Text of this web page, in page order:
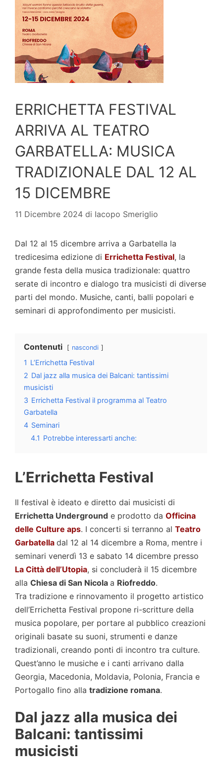
ERRICHETTA FESTIVAL
ARRIVA AL TEATRO
GARBATELLA: MUSICA
TRADIZIONALE DAL 12 AL
15 DICEMBRE
11 Dicembre 2024 di Iacopo Smeriglio
Dal 12 al 15 dicembre arriva a Garbatella la
tredicesima edizione di Errichetta Festival, la
grande festa della musica tradizionale: quattro
serate di incontro e dialogo tra musicisti di diverse
parti del mondo. Musiche, canti, balli popolari e
seminari di approfondimento per musicisti.
Contenuti nascondi
1 L’Errichetta Festival
2 Dal jazz alla musica dei Balcani: tantissimi
musicisti
3 Errichetta Festival il programma al Teatro
Garbatella
4 Seminari
4.1 Potrebbe interessarti anche:
L’Errichetta Festival
Il festival è ideato e diretto dai musicisti di
Errichetta Underground e prodotto da Officina
delle Culture aps. I concerti si terranno al Teatro
Garbatella dal 12 al 14 dicembre a Roma, mentre i
seminari venerdì 13 e sabato 14 dicembre presso
La Città dell’Utopia, si concluderà il 15 dicembre
alla Chiesa di San Nicola a Riofreddo.
Tra tradizione e rinnovamento il progetto artistico
dell’Errichetta Festival propone ri-scritture della
musica popolare, per portare al pubblico creazioni
originali basate su suoni, strumenti e danze
tradizionali, creando ponti di incontro tra culture.
Quest’anno le musiche e i canti arrivano dalla
Georgia, Macedonia, Moldavia, Polonia, Francia e
Portogallo fino alla tradizione romana.
Dal jazz alla musica dei
Balcani: tantissimi
musicisti